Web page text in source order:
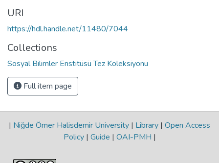
URI
https://hdl.handle.net/11480/7044
Collections
Sosyal Bilimler Enstitüsü Tez Koleksiyonu
Full item page
| Niğde Ömer Halisdemir University | Library | Open Access
Policy | Guide | OAI-PMH |